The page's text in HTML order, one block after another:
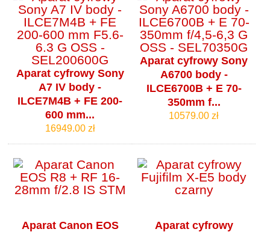
Aparat cyfrowy Sony
A7 IV body -
ILCE7M4B + FE 200-
600 mm...
16949.00 zł
Aparat cyfrowy Sony
A6700 body -
ILCE6700B + E 70-
350mm f...
10579.00 zł
Aparat Canon EOS
Aparat cyfrowy